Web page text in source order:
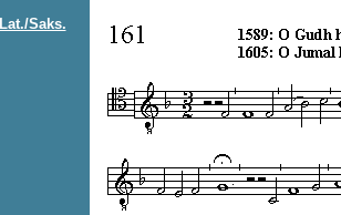
Lat./Saks.